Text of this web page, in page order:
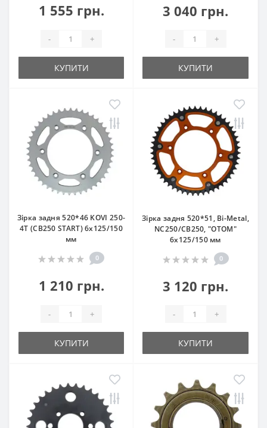
1 555 грн.
- +
КУПИТИ
3 040 грн.
- +
КУПИТИ
Зірка задня 520*46 KOVI 250-
4Т (CB250 START) 6x125/150
мм
0
1 210 грн.
- +
КУПИТИ
Зірка задня 520*51, Bi-Metal,
NC250/CB250, "OTOM"
6x125/150 мм
0
3 120 грн.
- +
КУПИТИ